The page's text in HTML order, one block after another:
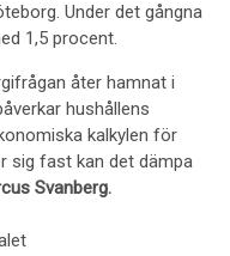
Under det gångna
1,5 procent.
åter hamnat i
hushållens
kalkylen för
sig fast kan det dämpa
Svanberg.